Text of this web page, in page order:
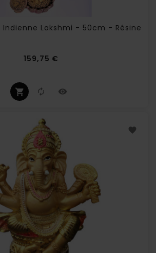
Lakshmi - 50cm - Résine
159,75 €